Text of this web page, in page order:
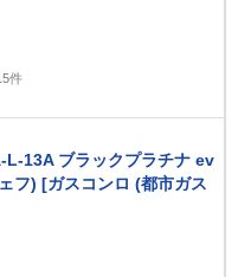
件
L-13A ブラックプラチナ ev
フ) [ガスコンロ (都市ガス